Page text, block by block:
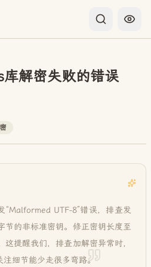
解密失败的错误
“Malformed UTF-8”错误，排查发
节的非标准密钥。修正密钥长度至
提醒我们，排查加解密异常时，
注细节能少走很多弯路。